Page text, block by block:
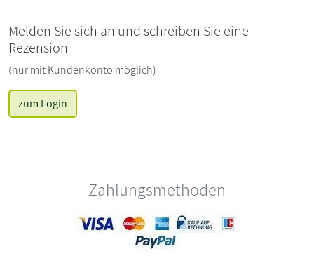
Melden Sie sich an und schreiben Sie eine
Rezension
(nur mit Kundenkonto möglich)
zum Login
Zahlungsmethoden